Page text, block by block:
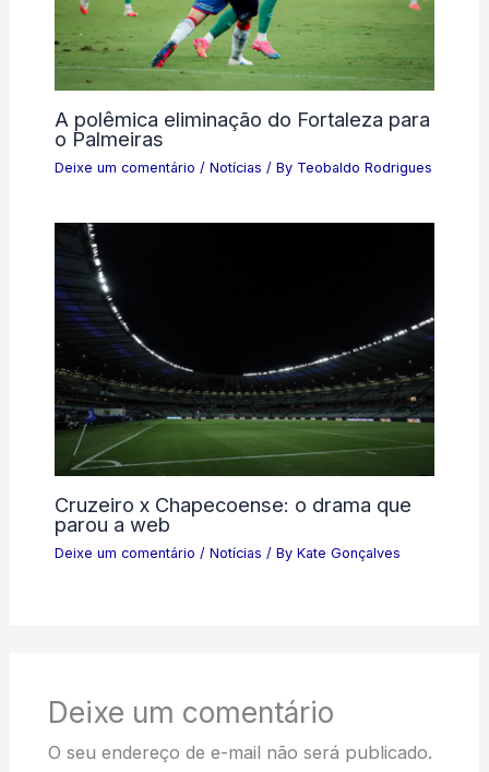
A polêmica eliminação do Fortaleza para
o Palmeiras
Deixe um comentário / Notícias / By Teobaldo Rodrigues
Cruzeiro x Chapecoense: o drama que
parou a web
Deixe um comentário / Notícias / By Kate Gonçalves
Deixe um comentário
O seu endereço de e-mail não será publicado.